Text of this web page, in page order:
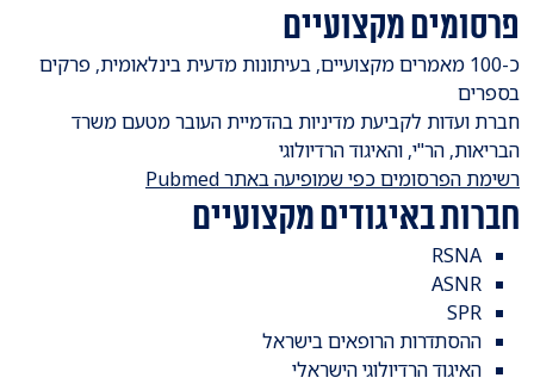
פרסומים מקצועיים
כ-100 מאמרים מקצועיים, בעיתונות מדעית בינלאומית, פרקים
בספרים
חברת ועדות לקביעת מדיניות בהדמיית העובר מטעם משרד
הבריאות, הר"י, והאיגוד הרדיולוגי
רשימת הפרסומים כפי שמופיעה באתר Pubmed
חברות באיגודים מקצועיים
RSNA
ASNR
SPR
ההסתדרות הרופאים בישראל
האיגוד הרדיולוגי הישראלי